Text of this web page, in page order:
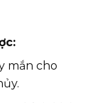
mắn cho